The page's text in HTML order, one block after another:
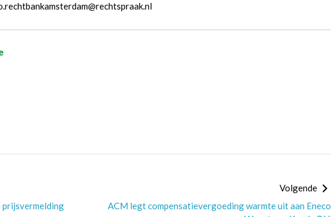
Volgende
ACM legt compensatievergoeding warmte uit aan Eneco